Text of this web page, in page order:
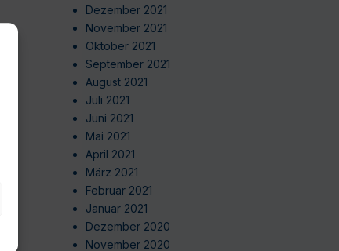
Dezember 2021
November 2021
Oktober 2021
September 2021
August 2021
Juli 2021
Juni 2021
Mai 2021
April 2021
März 2021
Februar 2021
Januar 2021
Dezember 2020
November 2020